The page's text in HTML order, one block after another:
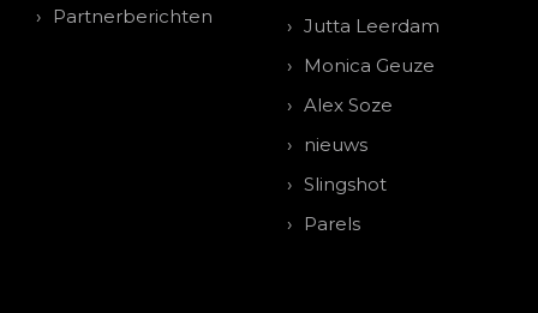
Partnerberichten
Jutta Leerdam
Monica Geuze
Alex Soze
nieuws
Slingshot
Parels